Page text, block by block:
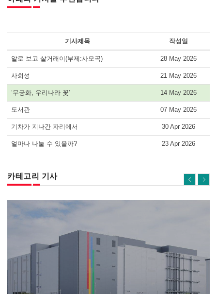
기사제목 작성일
알로 보고 살거래이(부제:사모곡) 28 May 2026
사회성 21 May 2026
‘무궁화, 우리나라 꽃’ 14 May 2026
도서관 07 May 2026
기차가 지나간 자리에서 30 Apr 2026
얼마나 나눌 수 있을까? 23 Apr 2026
카테고리 기사